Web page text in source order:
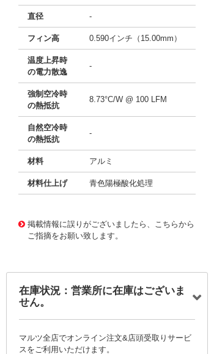
直径 -
フィン高 0.590インチ（15.00mm）
温度上昇時
の電力散逸
-
強制空冷時
の熱抵抗
8.73°C/W @ 100 LFM
自然空冷時
の熱抵抗
-
材料 アルミ
材料仕上げ 青色陽極酸化処理
掲載情報に誤りがございましたら、こちらから
ご指摘をお願い致します。
在庫状況：営業所に在庫はございま
せん。
マルツ全店でオンライン注文&店頭受取りサービ
スをご利用いただけます。